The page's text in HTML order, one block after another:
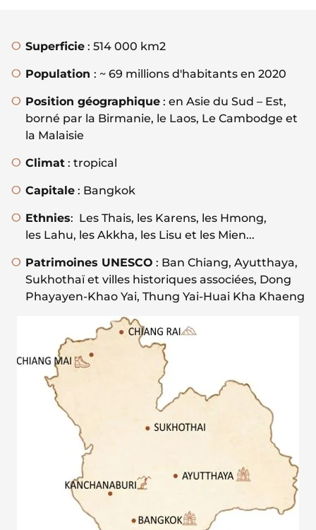
Superficie : 514 000 km2
Population : ~ 69 millions d'habitants en 2020
Position géographique : en Asie du Sud – Est,
borné par la Birmanie, le Laos, Le Cambodge et
la Malaisie
Climat : tropical
Capitale : Bangkok
Ethnies: Les Thais, les Karens, les Hmong,
les Lahu, les Akkha, les Lisu et les Mien...
Patrimoines UNESCO : Ban Chiang, Ayutthaya,
Sukhothaï et villes historiques associées, Dong
Phayayen-Khao Yai, Thung Yai-Huai Kha Khaeng